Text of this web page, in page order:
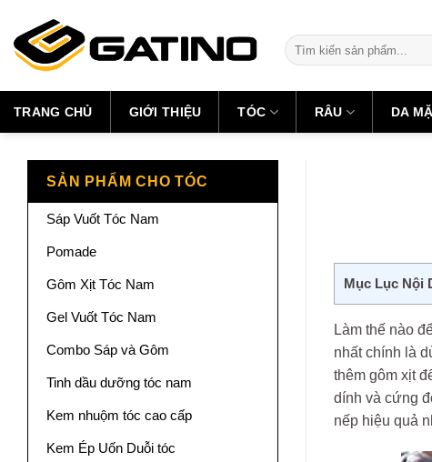
content
Tìm
kiếm:
TRANG CHỦ GIỚI THIỆU TÓC RÂU DA
SẢN PHẨM CHO TÓC
Sáp Vuốt Tóc Nam
Pomade
Gôm Xịt Tóc Nam
Gel Vuốt Tóc Nam
Combo Sáp và Gôm
Tinh dầu dưỡng tóc nam
Kem nhuộm tóc cao cấp
Kem Ép Uốn Duỗi tóc
Mục Lục Nội
Làm thế nào
nhất chính là
thêm gôm xịt
dính và cứng
nếp hiệu quả